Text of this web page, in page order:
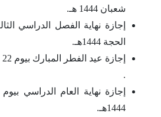
شعبان 1444 هـ.
الحجة 1444هـ.
.
1444هـ.